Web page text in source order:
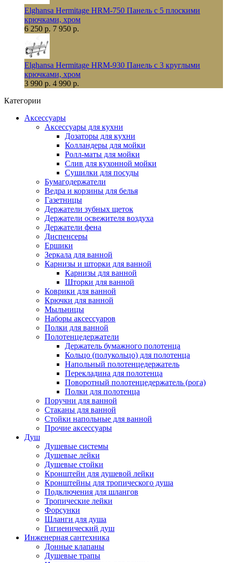
Elghansa Hermitage HRM-750 Панель с 5 плоскими
крючками, хром
6 250 р. 7 950 р.
Elghansa Hermitage HRM-930 Панель с 3 круглыми
крючками, хром
3 990 р. 4 990 р.
Категории
Аксессуары
Аксессуары для кухни
Дозаторы для кухни
Колландеры для мойки
Ролл-маты для мойки
Слив для кухонной мойки
Сушилки для посуды
Бумагодержатели
Ведра и корзины для белья
Газетницы
Держатели зубных щеток
Держатели освежителя воздуха
Держатели фена
Диспенсеры
Ершики
Зеркала для ванной
Карнизы и шторки для ванной
Карнизы для ванной
Шторки для ванной
Коврики для ванной
Крючки для ванной
Мыльницы
Наборы аксессуаров
Полки для ванной
Полотенцедержатели
Держатель бумажного полотенца
Кольцо (полукольцо) для полотенца
Напольный полотенцедержатель
Перекладина для полотенца
Поворотный полотенцедержатель (рога)
Полки для полотенца
Поручни для ванной
Стаканы для ванной
Стойки напольные для ванной
Прочие аксессуары
Душ
Душевые системы
Душевые лейки
Душевые стойки
Кронштейн для душевой лейки
Кронштейны для тропического душа
Подключения для шлангов
Тропические лейки
Форсунки
Шланги для душа
Гигиенический душ
Инженерная сантехника
Донные клапаны
Душевые трапы